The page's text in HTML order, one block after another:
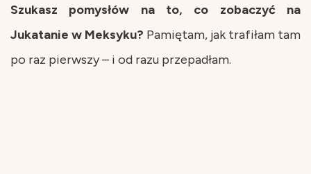
Szukasz pomysłów na to, co zobaczyć na
Jukatanie w Meksyku? Pamiętam, jak trafiłam tam
po raz pierwszy – i od razu przepadłam.